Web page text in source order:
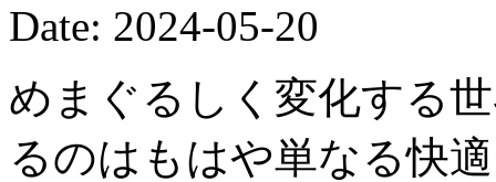
Date: 2024-05-20
めまぐるしく変化する
るのはもはや単なる快